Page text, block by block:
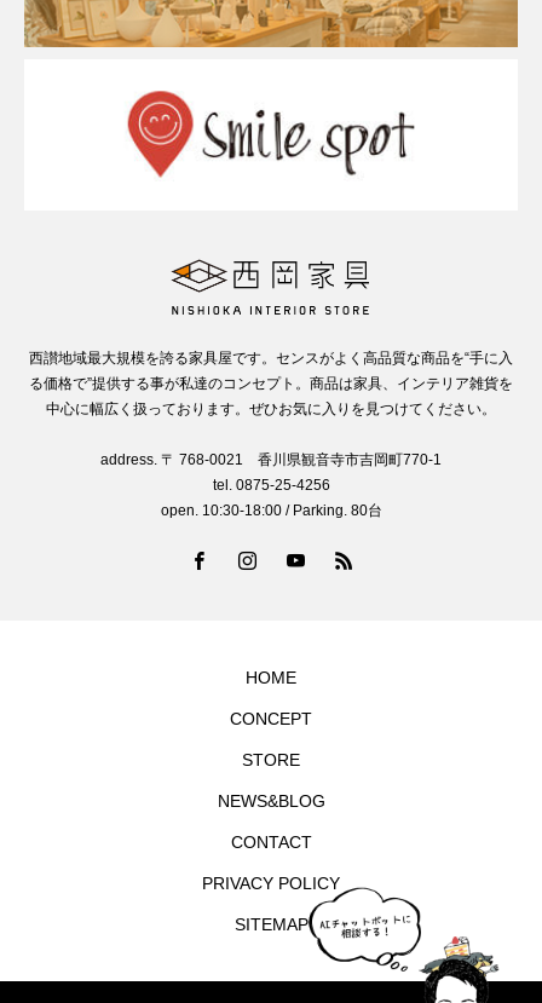
西讃地域最大規模を誇る家具屋です。センスがよく高品質な商品を“手に入
る価格で”提供する事が私達のコンセプト。商品は家具、インテリア雑貨を
中心に幅広く扱っております。ぜひお気に入りを見つけてください。
address. 〒 768-0021 香川県観音寺市吉岡町770-1
tel. 0875-25-4256
open. 10:30-18:00 / Parking. 80台
HOME
CONCEPT
STORE
NEWS&BLOG
CONTACT
PRIVACY POLICY
SITEMAP